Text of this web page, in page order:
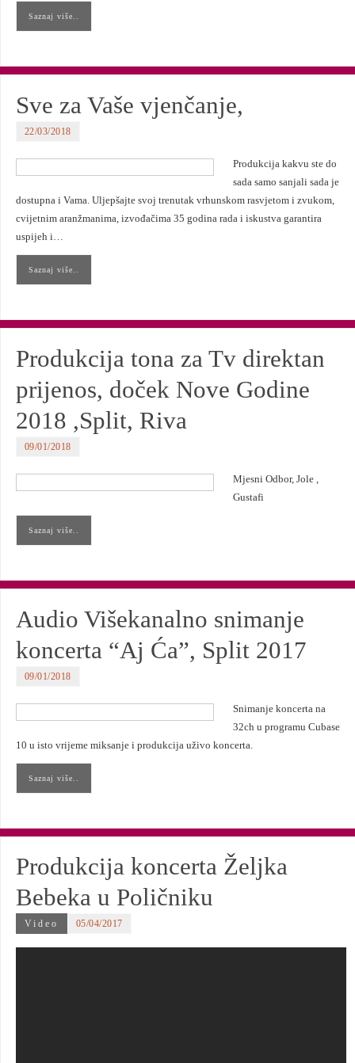
Saznaj više..
Sve za Vaše vjenčanje,
22/03/2018
Produkcija kakvu ste do
sada samo sanjali sada je
dostupna i Vama. Uljepšajte svoj trenutak vrhunskom rasvjetom i zvukom,
cvijetnim aranžmanima, izvođačima 35 godina rada i iskustva garantira
uspijeh i…
Saznaj više..
Produkcija tona za Tv direktan
prijenos, doček Nove Godine
2018 ,Split, Riva
09/01/2018
Mjesni Odbor, Jole ,
Gustafi
Saznaj više..
Audio Višekanalno snimanje
koncerta “Aj Ća”, Split 2017
09/01/2018
Snimanje koncerta na
32ch u programu Cubase
10 u isto vrijeme miksanje i produkcija uživo koncerta.
Saznaj više..
Produkcija koncerta Željka
Bebeka u Poličniku
Video 05/04/2017